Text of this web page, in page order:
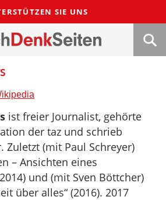
SIE UNS
ist freier Journalist, gehörte
der taz und schrieb
Zuletzt (mit Paul Schreyer)
– Ansichten eines
und (mit Sven Böttcher)
über alles“ (2016). 2017